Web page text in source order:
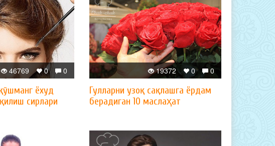
0
0
46769
ёхуд
сирлари
0
0
19372
Гулларни узоқ сақлашга ёрдам
берадиган 10 маслаҳат